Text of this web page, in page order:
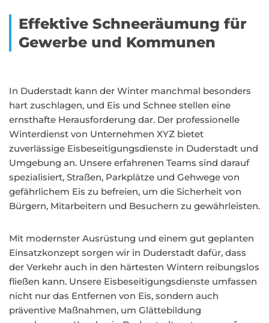
Effektive Schneeräumung für
Gewerbe und Kommunen
In Duderstadt kann der Winter manchmal besonders
hart zuschlagen, und Eis und Schnee stellen eine
ernsthafte Herausforderung dar. Der professionelle
Winterdienst von Unternehmen XYZ bietet
zuverlässige Eisbeseitigungsdienste in Duderstadt und
Umgebung an. Unsere erfahrenen Teams sind darauf
spezialisiert, Straßen, Parkplätze und Gehwege von
gefährlichem Eis zu befreien, um die Sicherheit von
Bürgern, Mitarbeitern und Besuchern zu gewährleisten.
Mit modernster Ausrüstung und einem gut geplanten
Einsatzkonzept sorgen wir in Duderstadt dafür, dass
der Verkehr auch in den härtesten Wintern reibungslos
fließen kann. Unsere Eisbeseitigungsdienste umfassen
nicht nur das Entfernen von Eis, sondern auch
präventive Maßnahmen, um Glättebildung